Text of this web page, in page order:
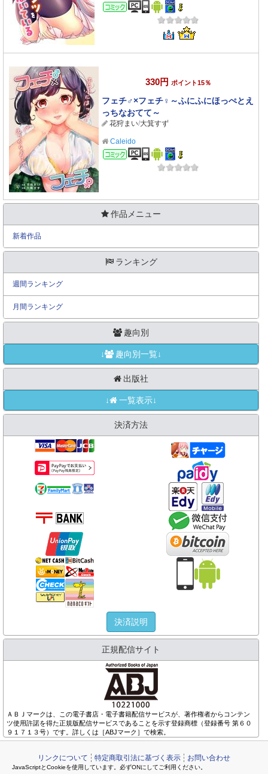
コミック
330円 ポイント15％
フェチ♂×フェチ♀～ふにふにほっぺとえ
っちなおてて～
花狩まい/大箕すず
Caleido
コミック
作品メニュー
新着作品
ランキング
週間ランキング
月間ランキング
趣向別
↓ 趣向別一覧↓
出版社
↓ 一覧表示↓
決済方法
決済説明
正規配信サイト
ＡＢＪマークは、この電子書店・電子書籍配信サービスが、著作権者からコンテン
ツ使用許諾を得た正規版配信サービスであることを示す登録商標（登録番号 第６０
９１７１３号）です。詳しくは［ABJマーク］で検索。
リンクについて 特定商取引法に基づく表示 お問い合わせ
JavaScriptとCookieを使用しています。必ずONにしてご利用ください。